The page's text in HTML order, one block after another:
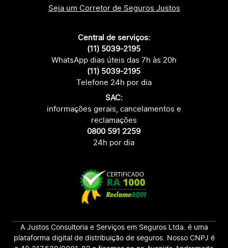
Seja um Corretor de Seguros Justos
Central de serviços:
(11) 5039-2195
WhatsApp dias úteis das 7h às 20h
(11) 5039-2195
Telefone 24h por dia
SAC:
informações gerais, cancelamentos e
reclamações
0800 591 2259
24h por dia
A Justos Consultoria e Serviços em Seguros Ltda. é uma
plataforma digital de distribuição de seguros. Nosso CNPJ é